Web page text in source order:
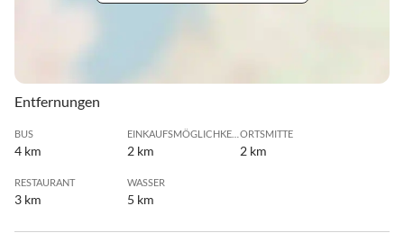
Entfernungen
BUS
4 km
EINKAUFSMÖGLICHKEIT
2 km
ORTSMITTE
2 km
RESTAURANT
3 km
WASSER
5 km